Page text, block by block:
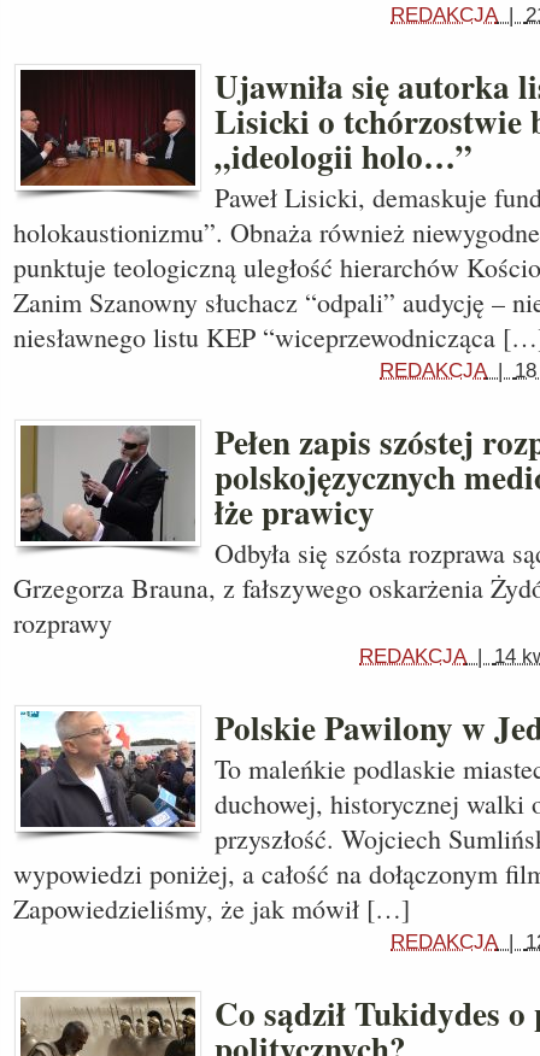
REDAKCJA|
Ujawniła się autorka
Lisicki o tchórzostwie
„ideologii holo…”
Paweł Lisicki, demaskuje
holokaustionizmu”. Obnaża również
punktuje teologiczną uległość hierarchów
Zanim Szanowny słuchacz “odpali” audycję –
niesławnego listu KEP “wiceprzewodnicząca
REDAKCJA|
Pełen zapis szóstej
polskojęzycznych
łże prawicy
Odbyła się szósta rozprawa
Grzegorza Brauna, z fałszywego oskarżenia
rozprawy
REDAKCJA| 14
Polskie Pawilony w
To maleńkie podlaskie
duchowej, historycznej walki
przyszłość. Wojciech
wypowiedzi poniżej, a całość na dołączonym
Zapowiedzieliśmy, że jak mówił […]
REDAKCJA|
Co sądził Tukidydes